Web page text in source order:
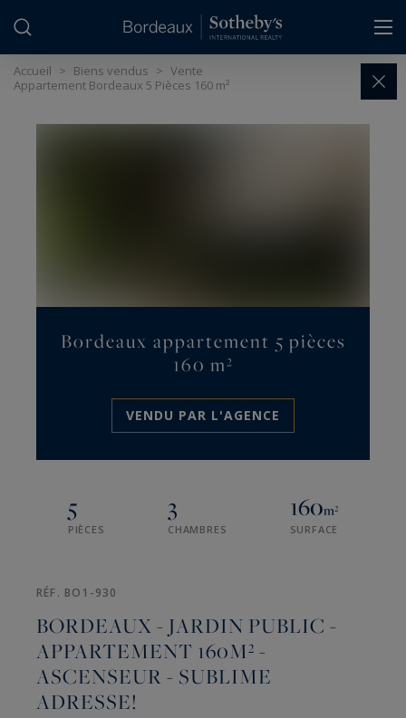
Accueil > Biens vendus > Vente
Appartement Bordeaux 5 Pièces 160 m²
Bordeaux appartement 5 pièces
160 m²
VENDU PAR L'AGENCE
5
PIÈCES
3
CHAMBRES
160m²
SURFACE
RÉF. BO1-930
BORDEAUX - JARDIN PUBLIC -
APPARTEMENT 160M² -
ASCENSEUR - SUBLIME
ADRESSE!